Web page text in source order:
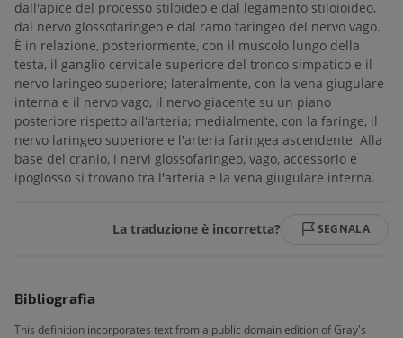
dall'apice del processo stiloideo e dal legamento stiloioideo,
dal nervo glossofaringeo e dal ramo faringeo del nervo vago.
È in relazione, posteriormente, con il muscolo lungo della
testa, il ganglio cervicale superiore del tronco simpatico e il
nervo laringeo superiore; lateralmente, con la vena giugulare
interna e il nervo vago, il nervo giacente su un piano
posteriore rispetto all'arteria; medialmente, con la faringe, il
nervo laringeo superiore e l'arteria faringea ascendente. Alla
base del cranio, i nervi glossofaringeo, vago, accessorio e
ipoglosso si trovano tra l'arteria e la vena giugulare interna.
La traduzione è incorretta? SEGNALA
Bibliografia
This definition incorporates text from a public domain edition of Gray's